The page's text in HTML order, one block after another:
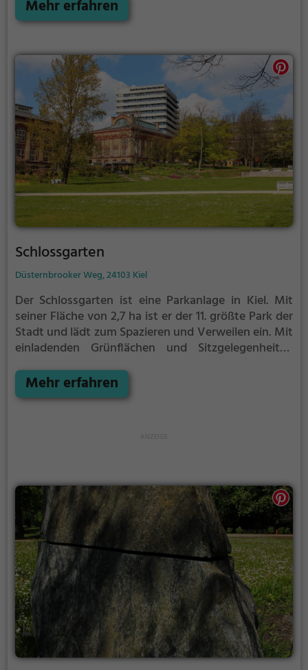
Mehr erfahren
Schlossgarten
Düsternbrooker Weg, 24103 Kiel
Der Schlossgarten ist eine Parkanlage in Kiel. Mit
seiner Fläche von 2,7 ha ist er der 11. größte Park der
Stadt und lädt zum Spazieren und Verweilen ein. Mit
einladenden Grünflächen und Sitzgelegenheiten
zur Entspannung.
Mehr erfahren